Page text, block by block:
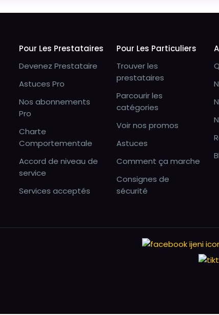
Pour Les Prestataires
Devenez Prestataire
Astuces Pro
Nos abonnements
Pro
Charte
Comportementale
Accord de niveau de
service
Services acceptés
Pour Les Particuliers
Trouver les
prestataires
Parcourir les
catégories
Voir nos promos
Astuces
Comment ça marche
Consignes de
sécurité